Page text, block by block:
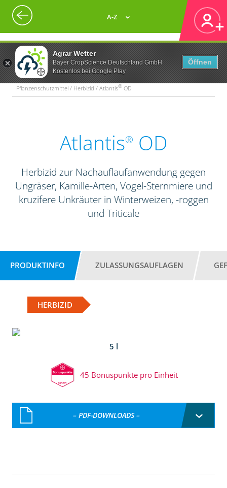
Agrar Wetter
Bayer CropScience Deutschland GmbH
Kostenlos bei Google Play
Öffnen
A-Z
Pflanzenschutzmittel / Herbizid / Atlantis® OD
Atlantis® OD
Herbizid zur Nachauflaufanwendung gegen
Ungräser, Kamille-Arten, Vogel-Sternmiere und
kruzifere Unkräuter in Winterweizen, -roggen
und Triticale
PRODUKTINFO ZULASSUNGSAUFLAGEN
HERBIZID
5 l
45 Bonuspunkte pro Einheit
– PDF-DOWNLOADS –